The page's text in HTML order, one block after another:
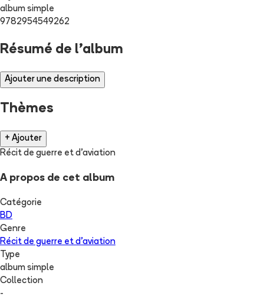
album simple
9782954549262
Résumé de l'album
Ajouter une description
Thèmes
+ Ajouter
Récit de guerre et d'aviation
A propos de cet album
Catégorie
BD
Genre
Récit de guerre et d'aviation
Type
album simple
Collection
-